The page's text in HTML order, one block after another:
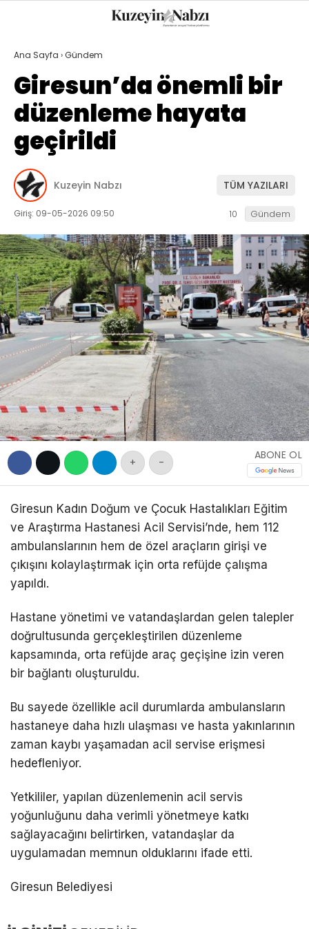
WhatsApp İhbar
Hattı
Facebook
23.7
GALERİ VİDEO
GÜNDEM
EKONOMI
POLITIKA
DÜNYA
MAGAZIN
SAĞLIK
TEKNOLOJI
DIĞER
Ana Sayfa ›Gündem
Giresun’da önemli bir
düzenleme hayata
geçirildi
Kuzeyin Nabzı TÜM YAZILARI
Giriş: 09-05-2026 09:50 10 Gündem
+ -
ABONE OL
Giresun Kadın Doğum ve Çocuk Hastalıkları Eğitim
ve Araştırma Hastanesi Acil Servisi’nde, hem 112
ambulanslarının hem de özel araçların girişi ve
çıkışını kolaylaştırmak için orta refüjde çalışma
yapıldı.
Hastane yönetimi ve vatandaşlardan gelen talepler
doğrultusunda gerçekleştirilen düzenleme
kapsamında, orta refüjde araç geçişine izin veren
bir bağlantı oluşturuldu.
Bu sayede özellikle acil durumlarda ambulansların
hastaneye daha hızlı ulaşması ve hasta yakınlarının
zaman kaybı yaşamadan acil servise erişmesi
hedefleniyor.
Yetkililer, yapılan düzenlemenin acil servis
yoğunluğunu daha verimli yönetmeye katkı
sağlayacağını belirtirken, vatandaşlar da
uygulamadan memnun olduklarını ifade etti.
Giresun Belediyesi